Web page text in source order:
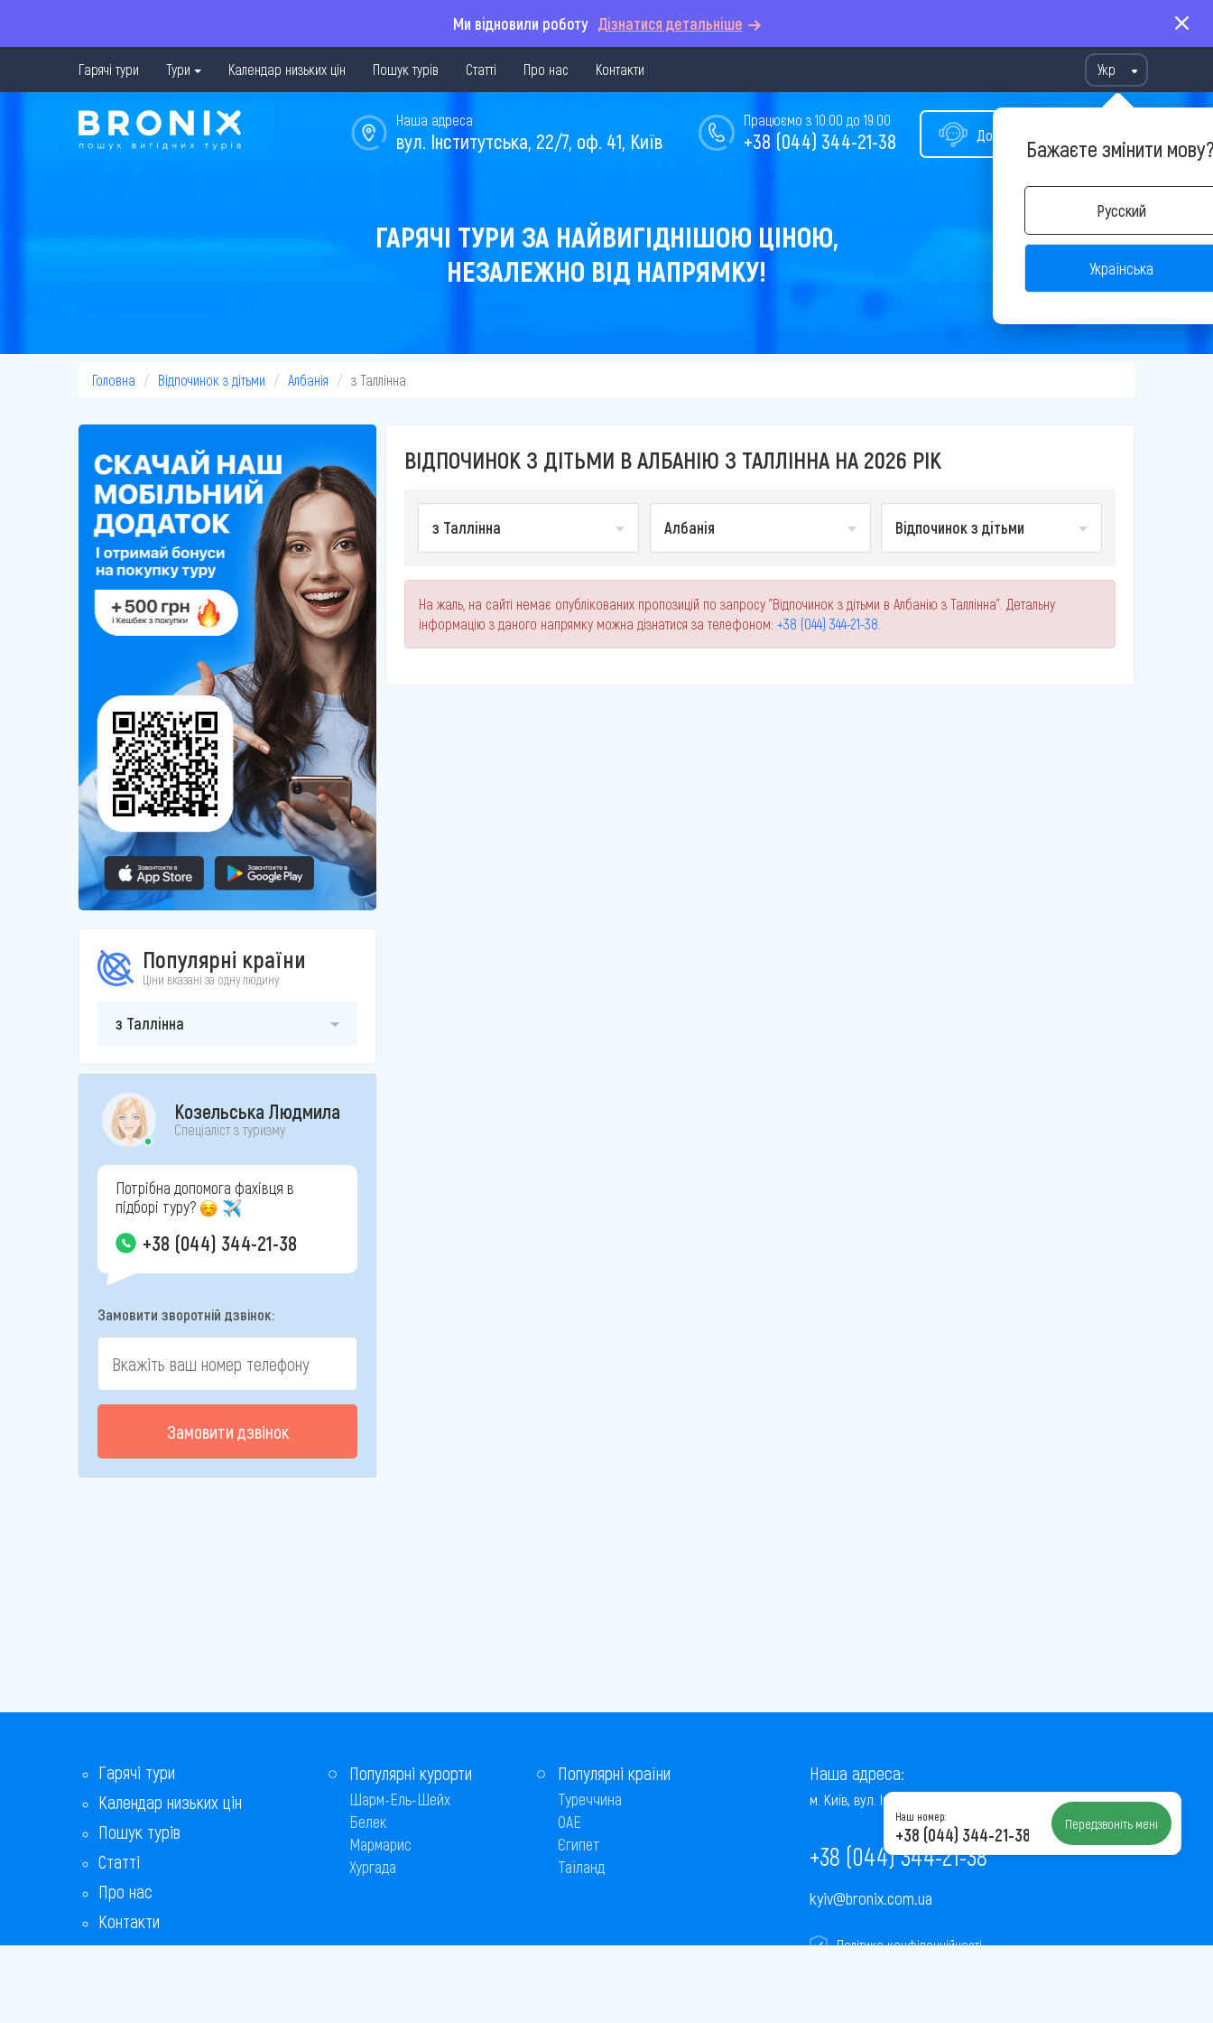
Ми відновили роботу Дізнатися детальніше
Гарячі тури Тури Календар низьких цін Пошук турів Статті Про нас Контакти Укр
Бажаєте змінити
Русский
Українська
Допомога у виборі туру
Працюємо з 10:00 до 19:00
+38 (044) 344-21-38
Наша адреса
вул. Інститутська, 22/7, оф. 41, Київ
ГАРЯЧІ ТУРИ ЗА НАЙВИГІДНІШОЮ ЦІНОЮ,
НЕЗАЛЕЖНО ВІД НАПРЯМКУ!
Головна Відпочинок з дітьми Албанія з Таллінна
Популярні країни
Ціни вказані за одну людину
з Таллінна
Козельська Людмила
Спеціаліст з туризму
Потрібна допомога фахівця в
підборі туру?
+38 (044) 344-21-38
Замовити зворотній дзвінок:
Замовити дзвінок
ВІДПОЧИНОК З ДІТЬМИ В АЛБАНІЮ З ТАЛЛІННА НА 2026 РІК
з Таллінна Албанія Відпочинок з дітьми
На жаль, на сайті немає опублікованих пропозицій по запросу "Відпочинок з дітьми в Албанію з Таллінна". Детальну
інформацію з даного напрямку можна дізнатися за телефоном: +38 (044) 344-21-38
Гарячі тури
Календар низьких цін
Пошук турів
Статті
Про нас
Контакти
Бонусна програма
Популярні курорти
Шарм-Ель-Шейх
Белек
Мармарис
Хургада
Популярні країни
Туреччина
ОАЕ
Єгипет
Таїланд
Наша адреса:
м. Київ, вул. Інститутська, 22/7, оф. 41
+38 (044) 344-21-38
kyiv@bronix.com.ua
Політика конфіденційності
Наш номер:
+38 (044) 344-21-38 Передзвоніть мені